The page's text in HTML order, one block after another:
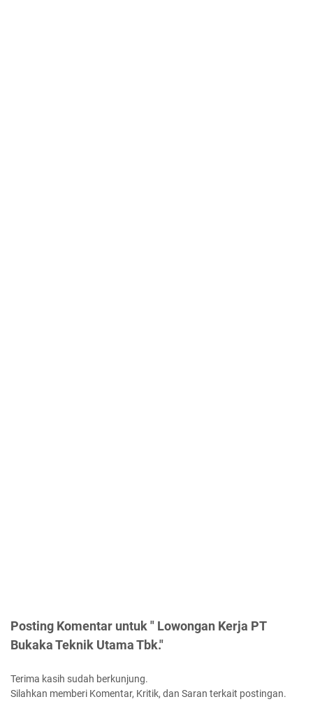
Posting Komentar untuk " Lowongan Kerja PT
Bukaka Teknik Utama Tbk."
Terima kasih sudah berkunjung.
Silahkan memberi Komentar, Kritik, dan Saran terkait postingan.